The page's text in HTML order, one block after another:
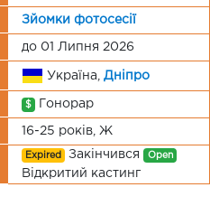
Зйомки фотосесії
до 01 Липня 2026
Україна, Дніпро
$ Гонорар
16-25 років, Ж
Expired Закінчився Open
Відкритий кастинг